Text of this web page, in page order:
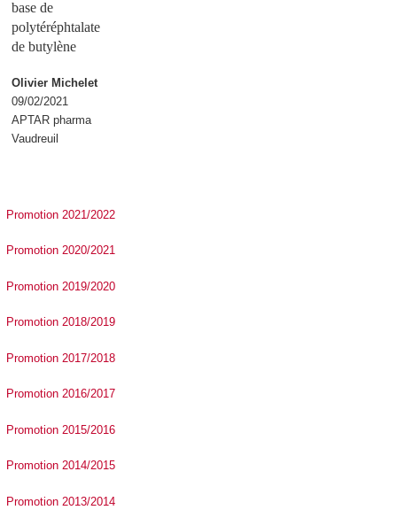
base de
polytéréphtalate
de butylène
Olivier Michelet
09/02/2021
APTAR pharma
Vaudreuil
Promotion 2021/2022
Promotion 2020/2021
Promotion 2019/2020
Promotion 2018/2019
Promotion 2017/2018
Promotion 2016/2017
Promotion 2015/2016
Promotion 2014/2015
Promotion 2013/2014